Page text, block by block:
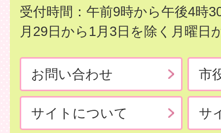
受付時間：午前9時から午後4時
月29日から1月3日を除く月曜日
お問い合わせ 市
サイトについて サ